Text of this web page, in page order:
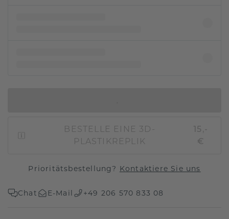
BESTELLE EINE 3D-
PLASTIKREPLIK
15,-
€
Prioritätsbestellung? Kontaktiere Sie uns
Chat E-Mail +49 206 570 833 08